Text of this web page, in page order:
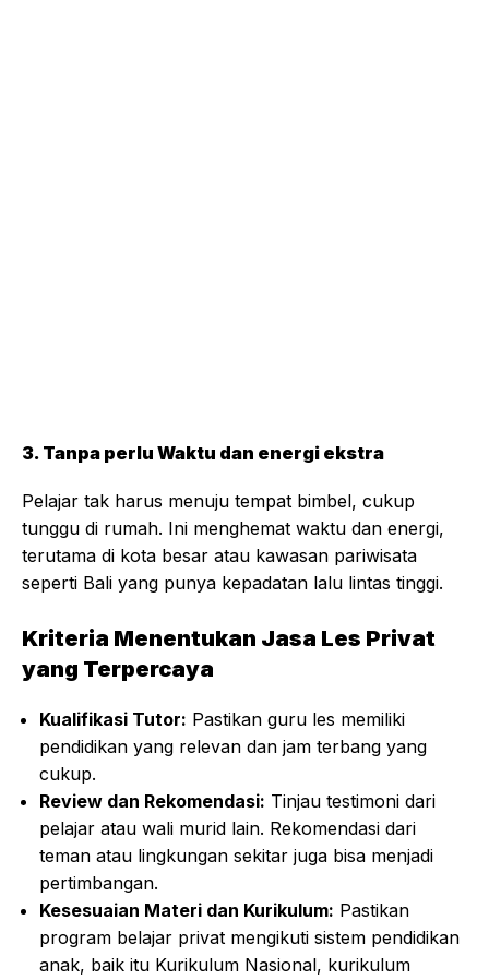
3. Tanpa perlu Waktu dan energi ekstra
Pelajar tak harus menuju tempat bimbel, cukup
tunggu di rumah. Ini menghemat waktu dan energi,
terutama di kota besar atau kawasan pariwisata
seperti Bali yang punya kepadatan lalu lintas tinggi.
Kriteria Menentukan Jasa Les Privat
yang Terpercaya
Kualifikasi Tutor: Pastikan guru les memiliki
pendidikan yang relevan dan jam terbang yang
cukup.
Review dan Rekomendasi: Tinjau testimoni dari
pelajar atau wali murid lain. Rekomendasi dari
teman atau lingkungan sekitar juga bisa menjadi
pertimbangan.
Kesesuaian Materi dan Kurikulum: Pastikan
program belajar privat mengikuti sistem pendidikan
anak, baik itu Kurikulum Nasional, kurikulum